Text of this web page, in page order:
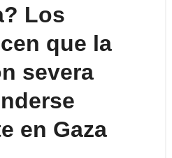
Los
que la
severa
en Gaza